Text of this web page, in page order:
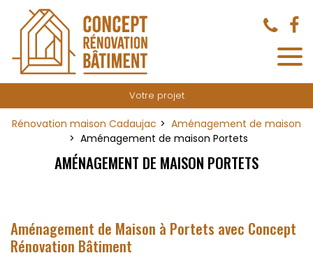
Votre projet
Rénovation maison Cadaujac
Aménagement de maison
Aménagement de maison Portets
AMÉNAGEMENT DE MAISON PORTETS
Aménagement de Maison à Portets avec Concept
Rénovation Bâtiment
Panneau de gestion des cookies